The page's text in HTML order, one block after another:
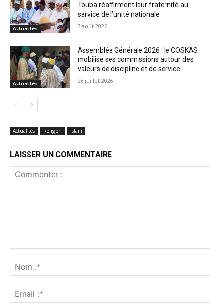
Actualités
Touba réaffirment leur fraternité au
service de l’unité nationale
3 août 2026
Actualités
Assemblée Générale 2026 : le COSKAS
mobilise ses commissions autour des
valeurs de discipline et de service
26 juillet 2026
Actualités Religion Islam
LAISSER UN COMMENTAIRE
:*
:*